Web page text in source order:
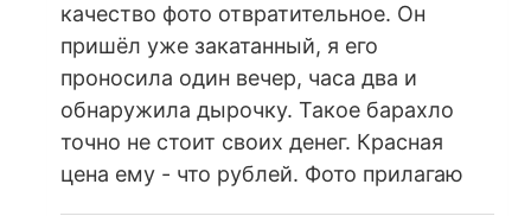
качество фото отвратительное. Он
пришёл уже закатанный, я его
проносила один вечер, часа два и
обнаружила дырочку. Такое барахло
точно не стоит своих денег. Красная
цена ему - что рублей. Фото прилагаю